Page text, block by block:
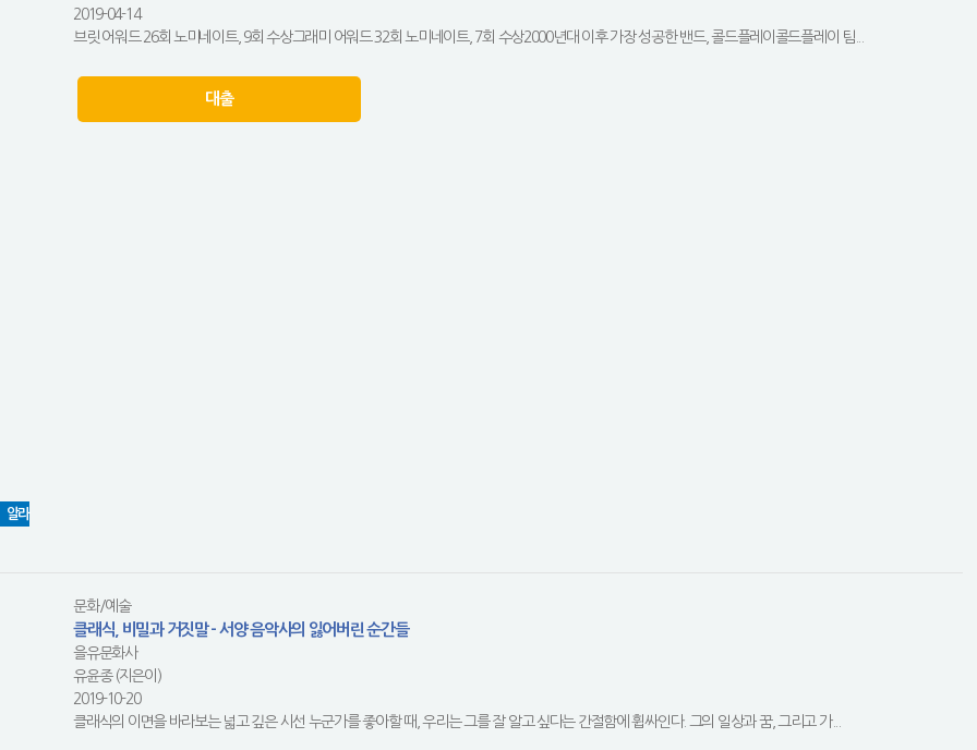
알라
2019-04-14
브릿 어워드 26회 노미네이트, 9회 수상그래미 어워드 32회 노미네이트, 7회 수상2000년대 이후 가장 성공한 밴드, 콜드플레이콜드플레이 팀...
대출
문화/예술
클래식, 비밀과 거짓말 - 서양 음악사의 잃어버린 순간들
을유문화사
유윤종 (지은이)
2019-10-20
클래식의 이면을 바라보는 넓고 깊은 시선 누군가를 좋아할 때, 우리는 그를 잘 알고 싶다는 간절함에 휩싸인다. 그의 일상과 꿈, 그리고 가...